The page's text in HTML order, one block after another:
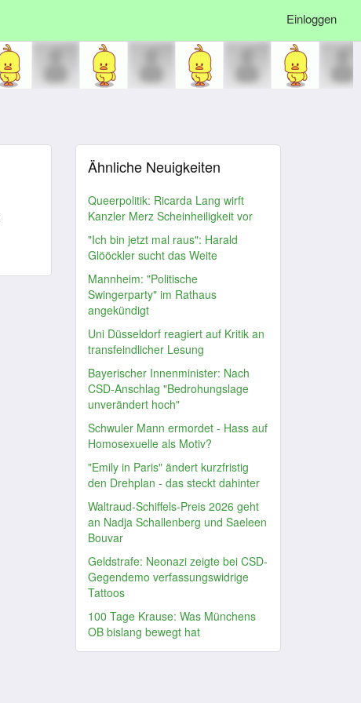
Einloggen
Ähnliche Neuigkeiten
Queerpolitik: Ricarda Lang wirft
Kanzler Merz Scheinheiligkeit vor
"Ich bin jetzt mal raus": Harald
Glööckler sucht das Weite
Mannheim: "Politische
Swingerparty" im Rathaus
angekündigt
Uni Düsseldorf reagiert auf Kritik an
transfeindlicher Lesung
Bayerischer Innenminister: Nach
CSD-Anschlag "Bedrohungslage
unverändert hoch"
Schwuler Mann ermordet - Hass auf
Homosexuelle als Motiv?
"Emily in Paris" ändert kurzfristig
den Drehplan - das steckt dahinter
Waltraud-Schiffels-Preis 2026 geht
an Nadja Schallenberg und Saeleen
Bouvar
Geldstrafe: Neonazi zeigte bei CSD-
Gegendemo verfassungswidrige
Tattoos
100 Tage Krause: Was Münchens
OB bislang bewegt hat